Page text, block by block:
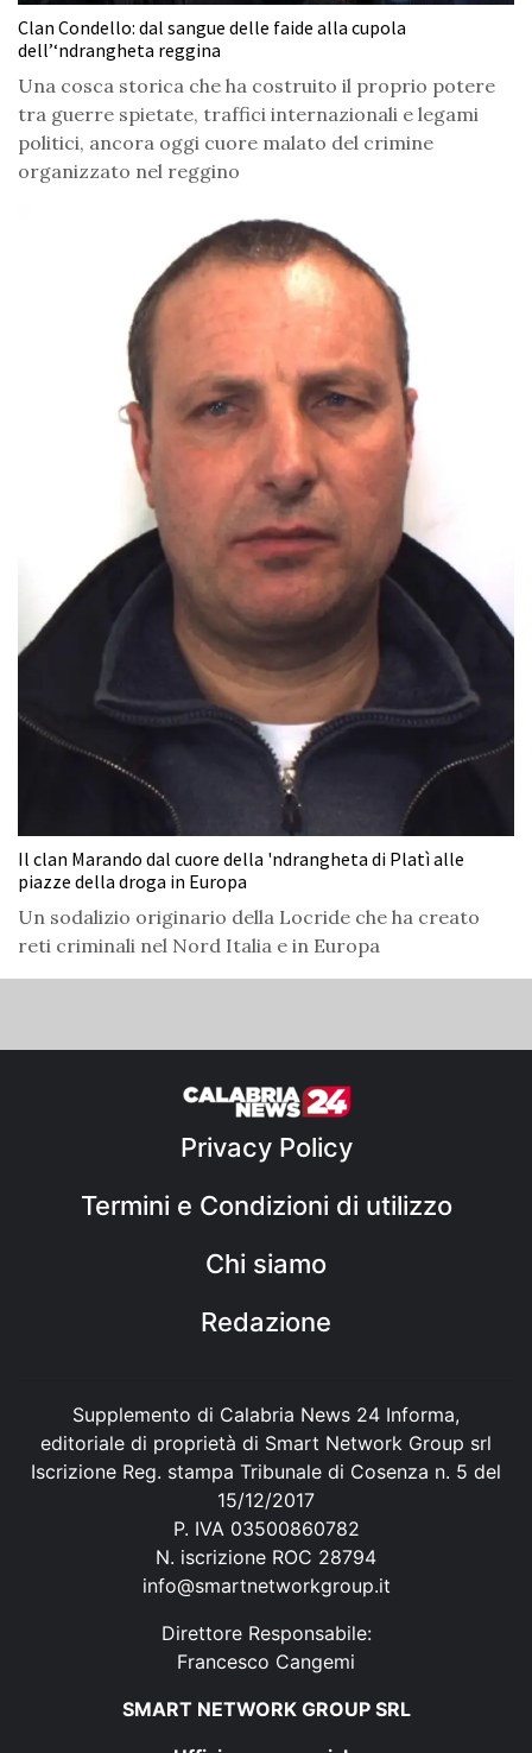
Clan Condello: dal sangue delle faide alla cupola
dell’‘ndrangheta reggina
Una cosca storica che ha costruito il proprio potere
tra guerre spietate, traffici internazionali e legami
politici, ancora oggi cuore malato del crimine
organizzato nel reggino
Il clan Marando dal cuore della 'ndrangheta di Platì alle
piazze della droga in Europa
Un sodalizio originario della Locride che ha creato
reti criminali nel Nord Italia e in Europa
Privacy Policy
Termini e Condizioni di utilizzo
Chi siamo
Redazione
Supplemento di Calabria News 24 Informa,
editoriale di proprietà di Smart Network Group srl
Iscrizione Reg. stampa Tribunale di Cosenza n. 5 del
15/12/2017
P. IVA 03500860782
N. iscrizione ROC 28794
info@smartnetworkgroup.it
Direttore Responsabile:
Francesco Cangemi
SMART NETWORK GROUP SRL